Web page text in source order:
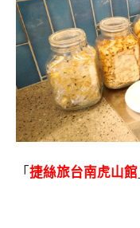
「捷絲旅台南虎山館